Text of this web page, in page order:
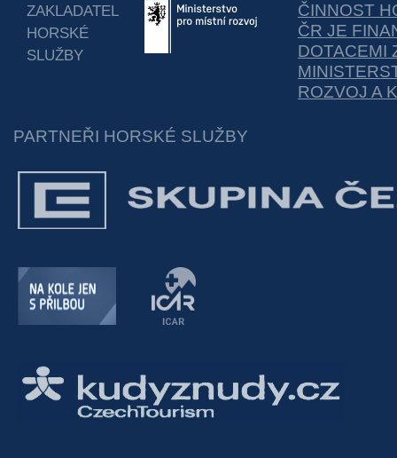
ZAKLADATEL
HORSKÉ
SLUŽBY
ČINNOST
ČR JE
DOTACEMI
ROZVOJ A
PARTNEŘI HORSKÉ SLUŽBY